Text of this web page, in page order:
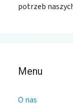
potrzeb
Menu
O nas